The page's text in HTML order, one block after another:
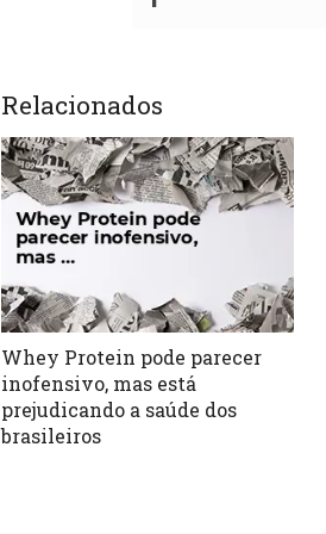
Relacionados
Whey Protein pode parecer
inofensivo, mas está
prejudicando a saúde dos
brasileiros